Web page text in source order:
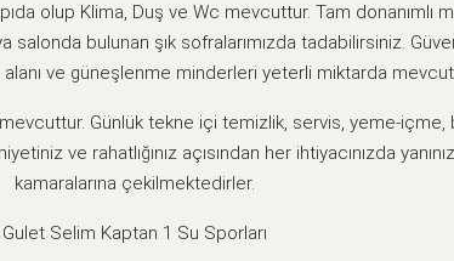
olup Klima, Duş ve Wc mevcuttur. Tam donanımlı
salonda bulunan şık sofralarımızda tadabilirsiniz.
alanı ve güneşlenme minderleri yeterli miktarda
Günlük tekne içi temizlik, servis, yeme-içme,
ve rahatlığınız açısından her ihtiyacınızda
kamaralarına çekilmektedirler.
Gulet Selim Kaptan 1 Su Sporları